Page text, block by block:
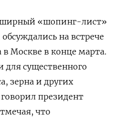
«шопинг-лист»
на встрече
Москве в конце марта.
существенного
зерна и других
президент
что